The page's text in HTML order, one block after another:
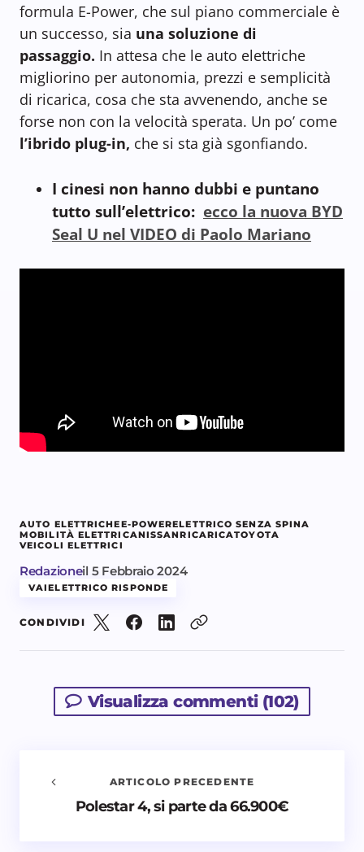
formula E-Power, che sul piano commerciale è
un successo, sia una soluzione di
passaggio. In attesa che le auto elettriche
migliorino per autonomia, prezzi e semplicità
di ricarica, cosa che sta avvenendo, anche se
forse non con la velocità sperata. Un po’ come
l’ibrido plug-in, che si sta già sgonfiando.
I cinesi non hanno dubbi e puntano
tutto sull’elettrico: ecco la nuova BYD
Seal U nel VIDEO di Paolo Mariano
AUTO ELETTRICHEE-POWERELETTRICO SENZA SPINA
MOBILITÀ ELETTRICANISSANRICARICATOYOTA
VEICOLI ELETTRICI
Redazioneil 5 Febbraio 2024
VAIELETTRICO RISPONDE
CONDIVIDI
Visualizza commenti (102)
Avvisami quando vengono aggiunti nuovi
ARTICOLO PRECEDENTE
Polestar 4, si parte da 66.900€